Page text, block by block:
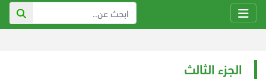
الجزء الثالث